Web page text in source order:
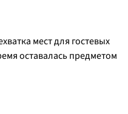
мест для гостевых
оставалась предметом